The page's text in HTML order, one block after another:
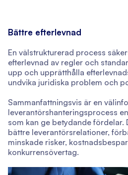
Bättre efterlevnad
En välstrukturerad process
efterlevnad av regler och
upp och upprätthålla
undvika juridiska problem och
Sammanfattningsvis är en
leverantörshanteringsprocess
som kan ge betydande fördelar.
bättre leverantörsrelationer,
minskade risker,
konkurrensövertag.